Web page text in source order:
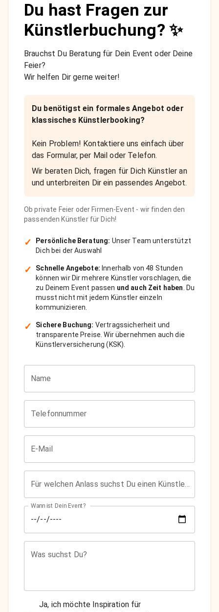
Du hast Fragen zur
Künstlerbuchung? ✨
Brauchst Du Beratung für Dein Event oder Deine
Feier?
Wir helfen Dir gerne weiter!
Du benötigst ein formales Angebot oder
klassisches Künstlerbooking?
Kein Problem! Kontaktiere uns einfach über
das Formular, per Mail oder Telefon.
Wir beraten Dich, fragen für Dich Künstler an
und unterbreiten Dir ein passendes Angebot.
Ob private Feier oder Firmen-Event - wir finden den
passenden Künstler für Dich!
✓ Persönliche Beratung: Unser Team unterstützt
Dich bei der Auswahl
✓ Schnelle Angebote: Innerhalb von 48 Stunden
können wir Dir mehrere Künstler vorschlagen, die
zu Deinem Event passen und auch Zeit haben . Du
musst nicht mit jedem Künstler einzeln
kommunizieren.
✓ Sichere Buchung: Vertragssicherheit und
transparente Preise. Wir übernehmen auch die
Künstlerversicherung (KSK).
Name
Telefonnummer
E-Mail
Wann ist Dein Event?
Was suchst Du?
Ja, ich möchte Inspiration für